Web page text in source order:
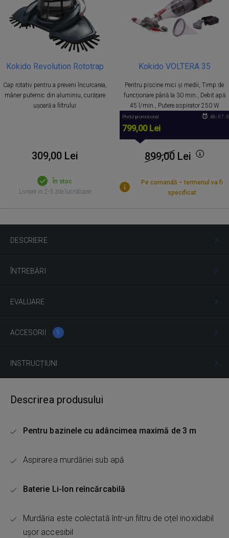
Kokido Revolution Rototrap
Cap rotativ pentru a preveni încurcarea,
mâner puternic din aluminiu, curățare
ușoară a filtrului
309,00 Lei
În stoc
Livrare in 2-3 zile lucrătoare
Kokido VOLTERA 35
Pentru piscine mici și medii, Timp de
funcționare până la 30 min., Debit apă
45 l/min., Putere aspirator 250 W
Prețul promoțional
799,00 Lei
48 : 07 :
899,00Lei
Pe comandă – termenul va fi
specificat
DESCRIERE
ÎNTREBĂRI
EVALUARE
ACCESORII 1
INSTRUCȚIUNI
Descrirea produsului
Pentru bazinele cu adâncimea maximă de 3 m
Aspirarea murdăriei sub apă
Baterie Li-Ion reîncărcabilă
Murdăria este colectată într-un filtru de oțel inoxidabil
ușor accesibil